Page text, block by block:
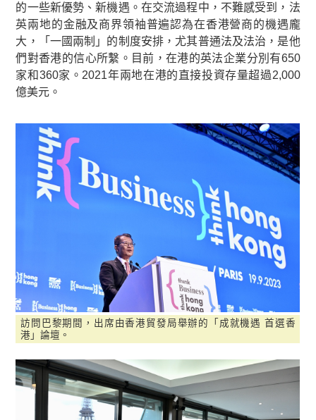
的一些新優勢、新機遇。在交流過程中，不難感受到，法
英兩地的金融及商界領袖普遍認為在香港營商的機遇龐
大，「一國兩制」的制度安排，尤其普通法及法治，是他
們對香港的信心所繫。目前，在港的英法企業分別有650
家和360家。2021年兩地在港的直接投資存量超過2,000
億美元。
訪問巴黎期間，出席由香港貿發局舉辦的「成就機遇 首選香
港」論壇。